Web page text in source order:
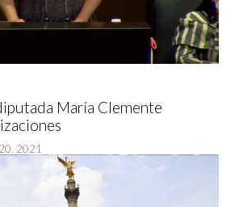
María Clemente
2021